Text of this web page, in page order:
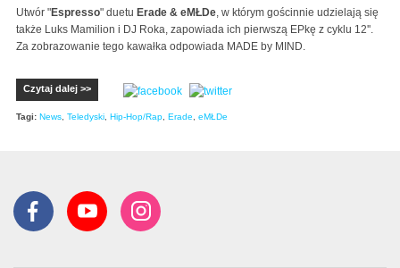
Utwór "Espresso" duetu Erade & eMŁDe , w którym gościnnie udzielają się
także Luks Mamilion i DJ Roka, zapowiada ich pierwszą EPkę z cyklu 12''.
Za zobrazowanie tego kawałka odpowiada MADE by MIND.
Czytaj dalej >>
Tagi: News Teledyski Hip-Hop/Rap Erade eMŁDe